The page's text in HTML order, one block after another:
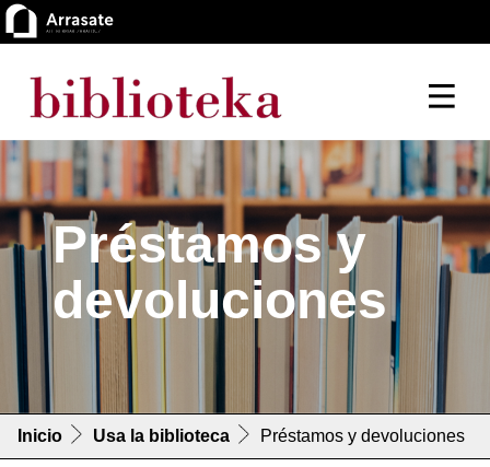
Préstamos y
devoluciones
Inicio Usa la biblioteca Préstamos y devoluciones